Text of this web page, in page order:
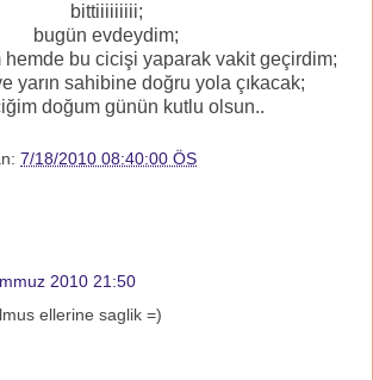
bittiiiiiiiii;
bugün evdeydim;
hemde bu cicişi yaparak vakit geçirdim;
yarın sahibine doğru yola çıkacak;
doğum günün kutlu olsun..
7/18/2010 08:40:00 ÖS
2010 21:50
ellerine saglik =)